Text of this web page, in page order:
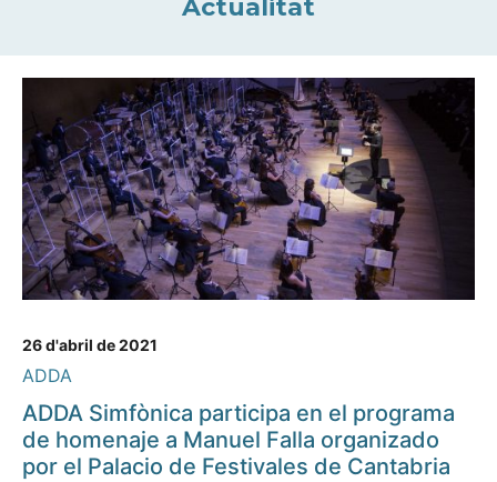
Actualitat
26 d'abril de 2021
ADDA
ADDA Simfònica participa en el programa
de homenaje a Manuel Falla organizado
por el Palacio de Festivales de Cantabria